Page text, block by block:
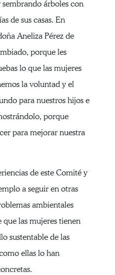
árboles con
de sus casas. En
Aneliza Pérez de
porque les
lo que las mujeres
la voluntad y el
para nuestros hijos e
porque
para mejorar nuestra
de este Comité y
a seguir en otras
ambientales
las mujeres tienen
sustentable de las
ellas lo han